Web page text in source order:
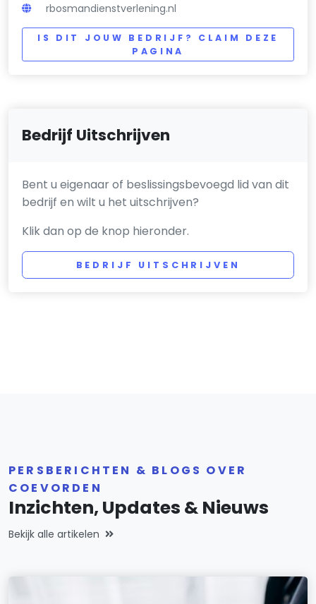
rbosmandienstverlening.nl
IS DIT JOUW BEDRIJF? CLAIM DEZE
PAGINA
Bedrijf Uitschrijven
Bent u eigenaar of beslissingsbevoegd lid van dit
bedrijf en wilt u het uitschrijven?
Klik dan op de knop hieronder.
BEDRIJF UITSCHRIJVEN
PERSBERICHTEN & BLOGS OVER
COEVORDEN
Inzichten, Updates & Nieuws
Bekijk alle artikelen